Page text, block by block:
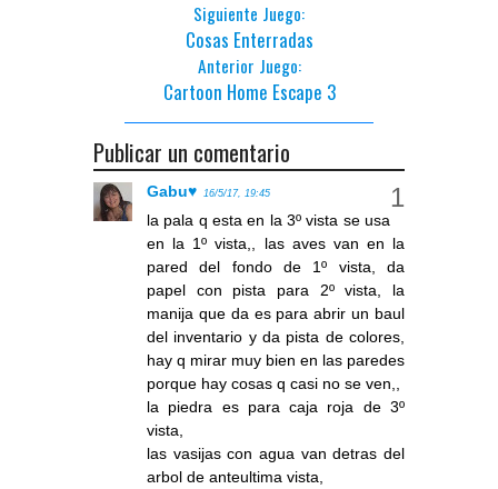
Siguiente Juego:
Cosas Enterradas
Anterior Juego:
Cartoon Home Escape 3
Publicar un comentario
Gabu♥ 16/5/17, 19:45
la pala q esta en la 3º vista se usa
en la 1º vista,, las aves van en la
pared del fondo de 1º vista, da
papel con pista para 2º vista, la
manija que da es para abrir un baul
del inventario y da pista de colores,
hay q mirar muy bien en las paredes
porque hay cosas q casi no se ven,,
la piedra es para caja roja de 3º
vista,
las vasijas con agua van detras del
arbol de anteultima vista,